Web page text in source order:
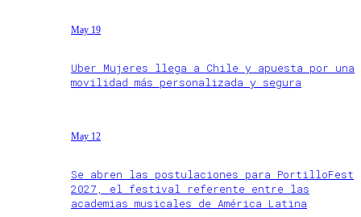
May 19
Uber Mujeres llega a Chile y apuesta por una
movilidad más personalizada y segura
May 12
Se abren las postulaciones para PortilloFest
2027, el festival referente entre las
academias musicales de América Latina